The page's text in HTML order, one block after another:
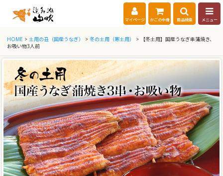
マイページ かごの中身 商品検索 メニュー
HOME > 土用の丑（国産うなぎ） > 冬の土用（寒土用）
> 【冬土用】国産うなぎ串蒲焼き、
お吸い物3人前